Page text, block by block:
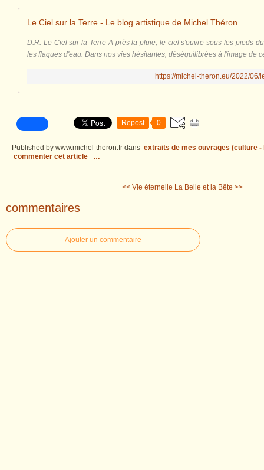
Le Ciel sur la Terre - Le blog artistique de Michel Théron
D.R. Le Ciel sur la Terre A près la pluie, le ciel s'ouvre sous les pieds
les flaques d'eau. Dans nos vies hésitantes, déséquilibrées à l'image de
https://michel-theron.eu/2022/06/
Repost 0
Published by www.michel-theron.fr dans extraits de mes ouvrages (culture
commenter cet article
…
<< Vie éternelle La Belle et la Bête >>
commentaires
Ajouter un commentaire